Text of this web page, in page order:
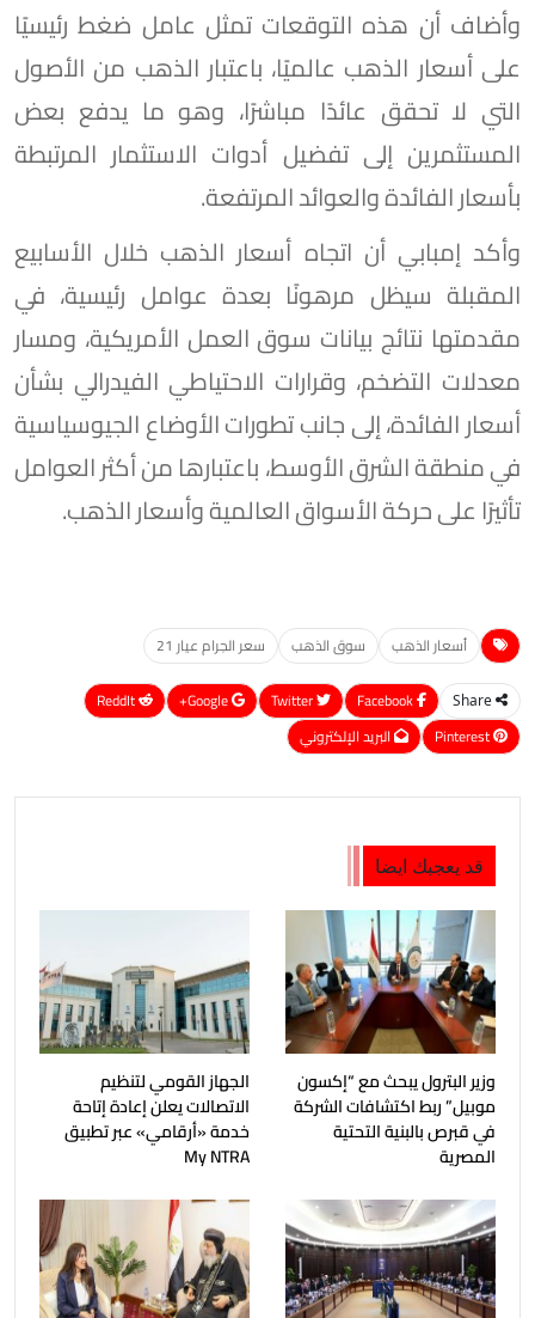
وأضاف أن هذه التوقعات تمثل عامل ضغط رئيسيًا
على أسعار الذهب عالميًا، باعتبار الذهب من الأصول
التي لا تحقق عائدًا مباشرًا، وهو ما يدفع بعض
المستثمرين إلى تفضيل أدوات الاستثمار المرتبطة
بأسعار الفائدة والعوائد المرتفعة.
وأكد إمبابي أن اتجاه أسعار الذهب خلال الأسابيع
المقبلة سيظل مرهونًا بعدة عوامل رئيسية، في
مقدمتها نتائج بيانات سوق العمل الأمريكية، ومسار
معدلات التضخم، وقرارات الاحتياطي الفيدرالي بشأن
أسعار الفائدة، إلى جانب تطورات الأوضاع الجيوسياسية
في منطقة الشرق الأوسط، باعتبارها من أكثر العوامل
تأثيرًا على حركة الأسواق العالمية وأسعار الذهب.
أسعار الذهب سوق الذهب سعر الجرام عيار 21
Share
Google+
ReddIt
Pinterest
البريد الإلكتروني
قد يعجبك ايضا
وزير البترول يبحث مع “إكسون
موبيل” ربط اكتشافات الشركة
في قبرص بالبنية التحتية
المصرية
الجهاز القومي لتنظيم
الاتصالات يعلن إعادة إتاحة
خدمة «أرقامي» عبر تطبيق
My NTRA